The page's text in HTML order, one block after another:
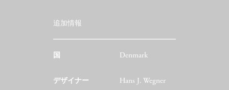
追加情報
国 Denmark
デザイナー Hans J. Wegner